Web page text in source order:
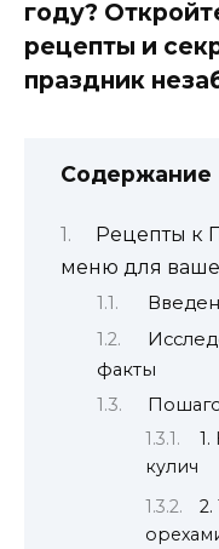
году?
рецепты и
праздник
Содержание
Рецепты к
меню для
факты
1.
кулич